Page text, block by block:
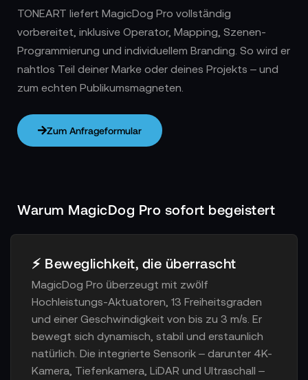
TONEART liefert MagicDog Pro vollständig
vorbereitet, inklusive Operator, Mapping, Szenen-
Programmierung und individuellem Branding. So wird er
nahtlos Teil deiner Marke oder deines Projekts – und
zum echten Publikumsmagneten.
Zum Anfrageformular
Warum MagicDog Pro sofort begeistert
⚡ Beweglichkeit, die überrascht
MagicDog Pro überzeugt mit zwölf
Hochleistungs-Aktuatoren, 13 Freiheitsgraden
und einer Geschwindigkeit von bis zu 3 m/s. Er
bewegt sich dynamisch, stabil und erstaunlich
natürlich. Die integrierte Sensorik – darunter 4K-
Kamera, Tiefenkamera, LiDAR und Ultraschall –